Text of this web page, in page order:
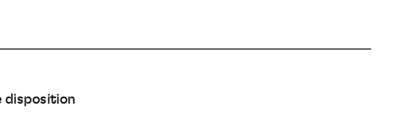
disposition